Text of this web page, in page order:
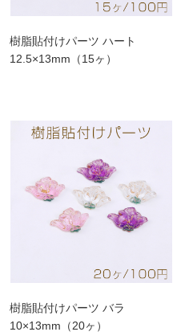
樹脂貼付けパーツ ハート
12.5×13mm（15ヶ）
樹脂貼付けパーツ バラ
10×13mm（20ヶ）